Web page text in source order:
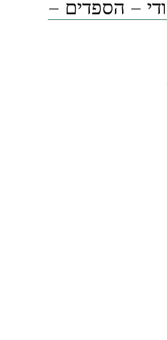
– הספדים –